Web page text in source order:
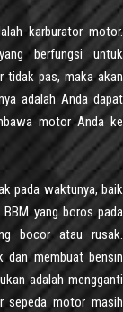
karburator motor.
berfungsi untuk
tidak pas, maka akan
adalah Anda dapat
motor Anda ke
pada waktunya, baik
yang boros pada
bocor atau rusak.
dan membuat bensin
adalah mengganti
sepeda motor masih